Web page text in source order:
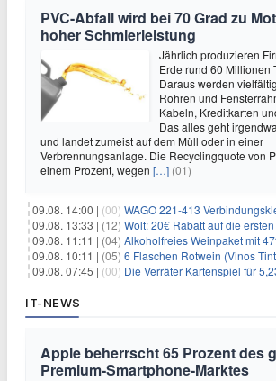
PVC-Abfall wird bei 70 Grad zu
hoher Schmierleistung
Jährlich produzieren
Erde rund 60 Millionen
Daraus werden
Rohren und
Kabeln, Kreditkarten
Das alles geht
und landet zumeist auf dem Müll oder in einer
Verbrennungsanlage. Die Recyclingquote von
einem Prozent, wegen […] (01)
09.08. 14:00 | (00) WAGO 221-413 Verbindungsklemmen mit
09.08. 13:33 | (12) Wolt: 20€ Rabatt auf die ersten zwei
09.08. 11:11 | (04) Alkoholfreies Weinpaket mit 47% Rabatt + 2 Schott
09.08. 10:11 | (05) 6 Flaschen Rotwein (Vinos Tinto Paket) + 2 Schott
09.08. 07:45 | (00) Die Verräter Kartenspiel für
IT-NEWS
Apple beherrscht 65 Prozent des
Premium-Smartphone-Marktes